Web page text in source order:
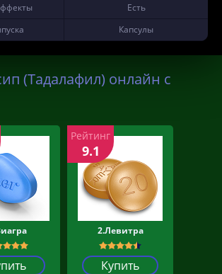
Есть
Капсулы
(Тадалафил) онлайн с
2.Левитра
Купить
Рейтинг
9.1